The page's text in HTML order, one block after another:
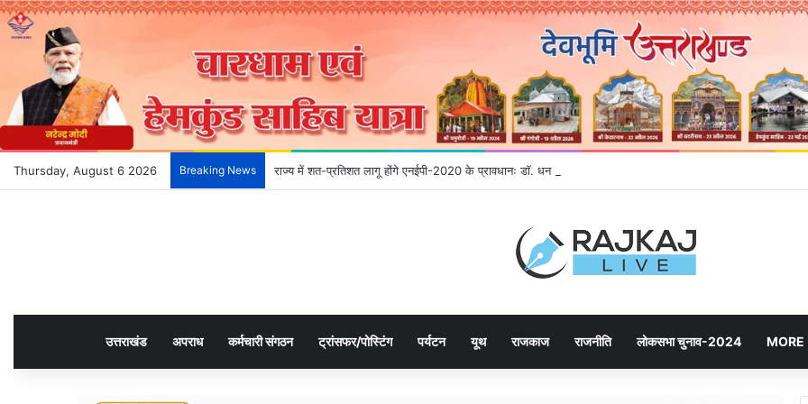
Thursday, August 6 2026 Breaking News राज्य में शत-प्रतिशत लागू होंगे एनईपी-2020 के प्रावधानः डाॅ. धन सिंह रावत
उत्तराखंड अपराध कर्मचारी संगठन ट्रांसफर/पोस्टिंग पर्यटन यूथ राजकाज राजनीति लोकसभा चुनाव-2024 MORE